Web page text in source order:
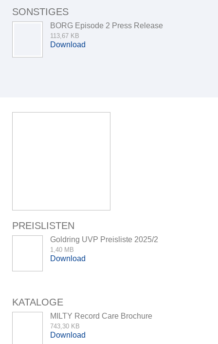
SONSTIGES
BORG Episode 2 Press Release
113,67 KB
Download
PREISLISTEN
Goldring UVP Preisliste 2025/2
1,40 MB
Download
KATALOGE
MILTY Record Care Brochure
743,30 KB
Download